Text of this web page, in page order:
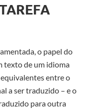
o papel do
texto de um idioma
entre o
a ser traduzido – e o
para outra